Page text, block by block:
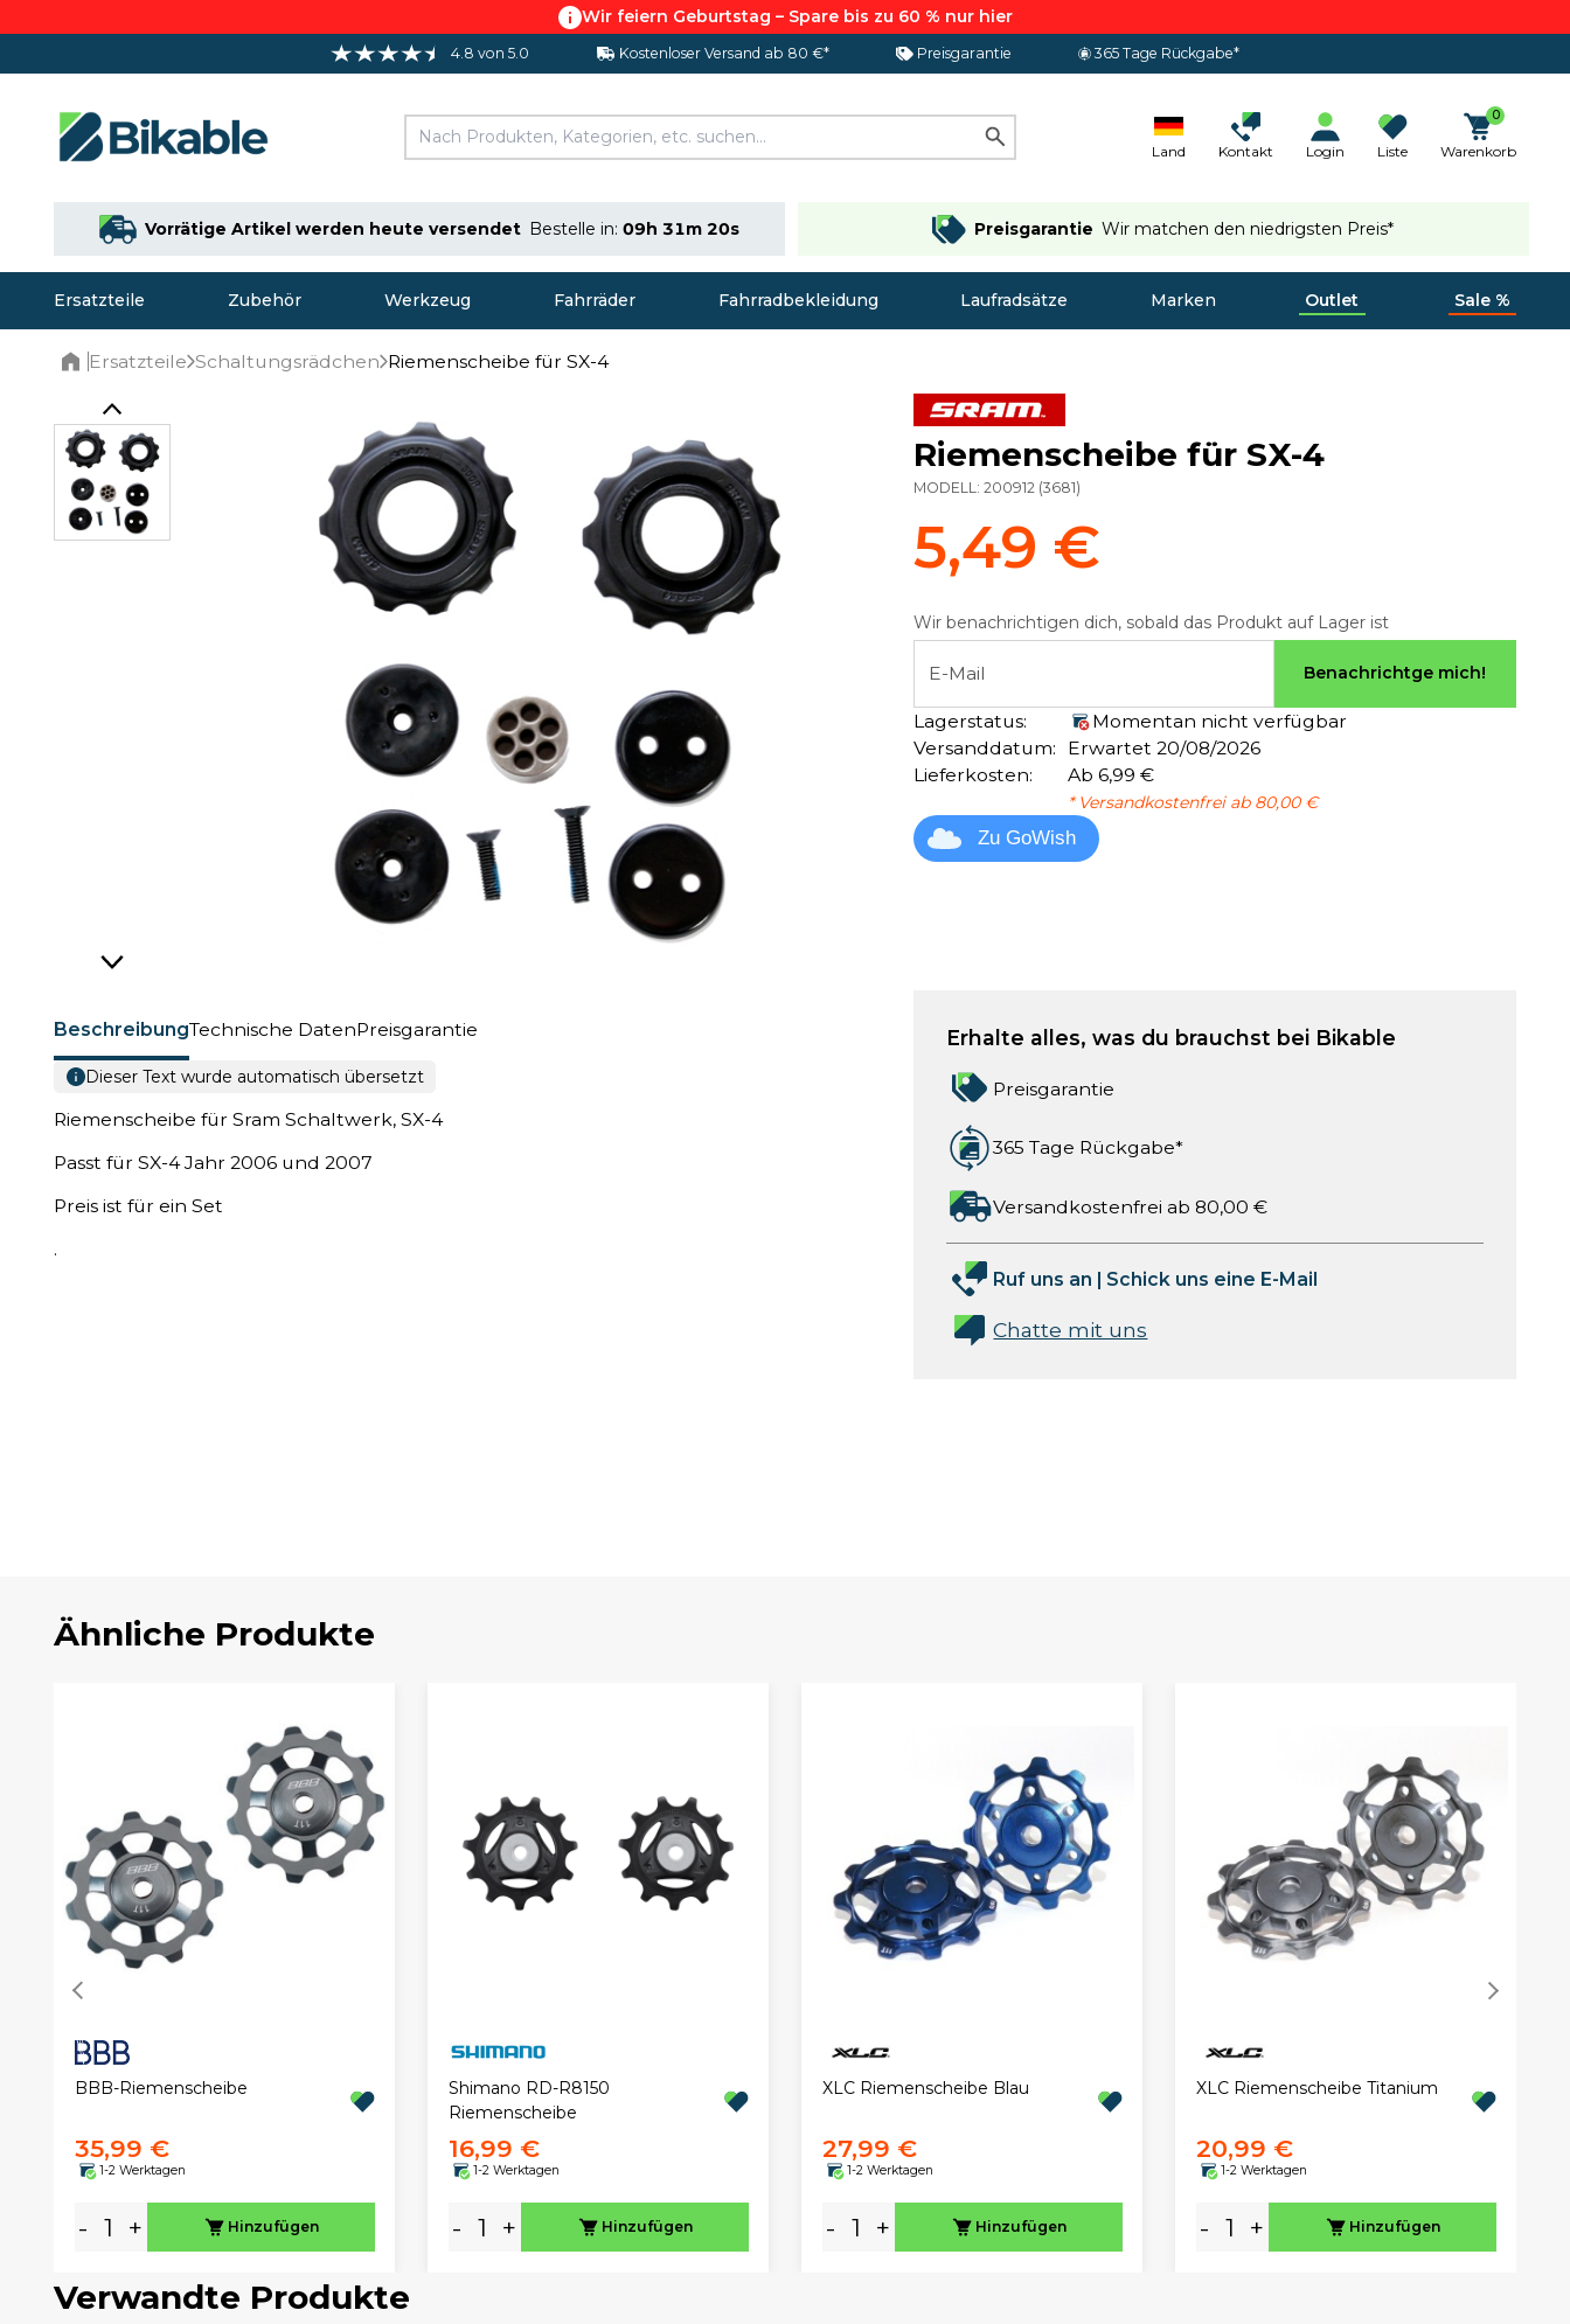
Wir feiern Geburtstag – Spare bis zu 60 % nur hier
4.8 von 5.0 Kostenloser Versand ab 80 €* Preisgarantie 365 Tage Rückgabe*
Land Kontakt Login Liste
0
Warenkorb
Vorrätige Artikel werden heute versendet Bestelle in:09h 31m 20s Preisgarantie Wir matchen den niedrigsten Preis*
Ersatzteile Zubehör Werkzeug Fahrräder Fahrradbekleidung Laufradsätze Marken Outlet Sale %
Ersatzteile Schaltungsrädchen Riemenscheibe für SX-4
BeschreibungTechnische DatenPreisgarantie
Dieser Text wurde automatisch übersetzt
Riemenscheibe für Sram Schaltwerk, SX-4
Passt für SX-4 Jahr 2006 und 2007
Preis ist für ein Set
.
Riemenscheibe für SX-4
MODELL:200912 (3681)
5,49 €
Wir benachrichtigen dich, sobald das Produkt auf Lager ist
E-Mail Benachrichtge mich!
Lagerstatus:
Momentan nicht verfügbar
Versanddatum:
Erwartet 20/08/2026
Lieferkosten:
Ab 6,99 €
* Versandkostenfrei ab 80,00 €
Zu GoWish
Erhalte alles, was du brauchst bei Bikable
Preisgarantie
365 Tage Rückgabe*
Versandkostenfrei ab 80,00 €
Ruf uns an | Schick uns eine E-Mail
Chatte mit uns
Ähnliche Produkte
BBB-Riemenscheibe
35,99 €
1-2 Werktagen
- + Hinzufügen
Shimano RD-R8150
Riemenscheibe
16,99 €
1-2 Werktagen
- + Hinzufügen
XLC Riemenscheibe Blau
27,99 €
1-2 Werktagen
- + Hinzufügen
XLC Riemenscheibe Titanium
20,99 €
1-2 Werktagen
- + Hinzufügen
Verwandte Produkte